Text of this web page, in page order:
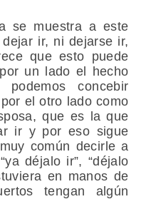
se muestra a este
ir, ni dejarse ir,
que esto puede
un lado el hecho
concebir
el otro lado como
que es la que
ir y por eso sigue
común decirle a
déjalo ir”, “déjalo
en manos de
tengan algún